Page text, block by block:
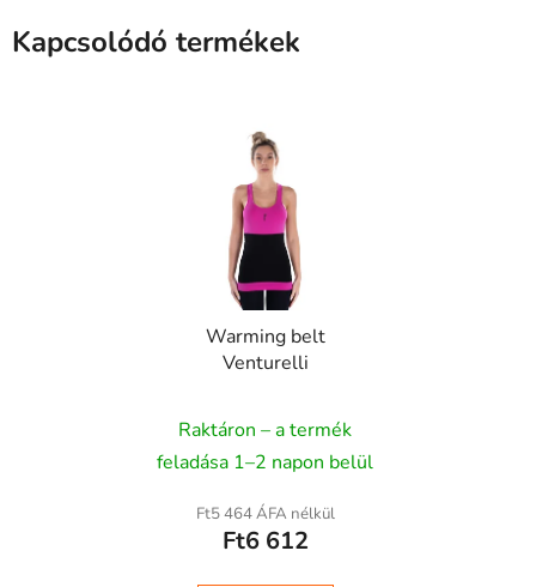
Kapcsolódó termékek
Warming belt
Venturelli
Raktáron – a termék
feladása 1–2 napon belül
Ft5 464 ÁFA nélkül
Ft6 612